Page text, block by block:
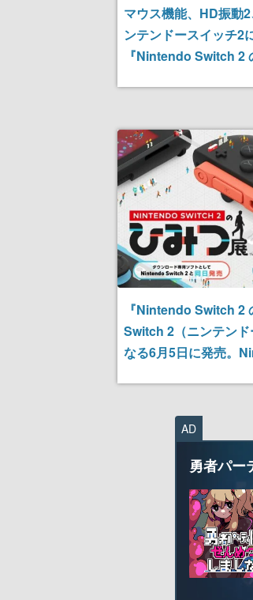
マウス機能、HD振
ンテンドースイッチ2
『Nintendo Switch 2
遊んできた。このゲ
『Nintendo Switch 2
Switch 2（ニンテン
なる6月5日に発売。
や性能をデモで遊び
AD
勇者パー